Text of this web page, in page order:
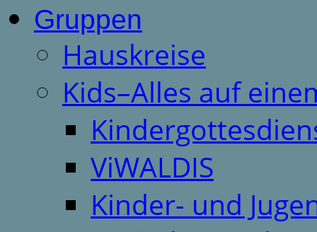
Gruppen
Hauskreise
Kids–Alles auf
ViWALDIS
Kinder- und